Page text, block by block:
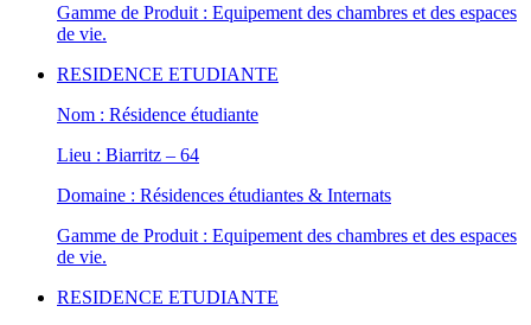
Gamme de Produit : Equipement des chambres et des espaces
de vie.
RESIDENCE ETUDIANTE
Nom : Résidence étudiante
Lieu : Biarritz – 64
Domaine : Résidences étudiantes & Internats
Gamme de Produit : Equipement des chambres et des espaces
de vie.
RESIDENCE ETUDIANTE